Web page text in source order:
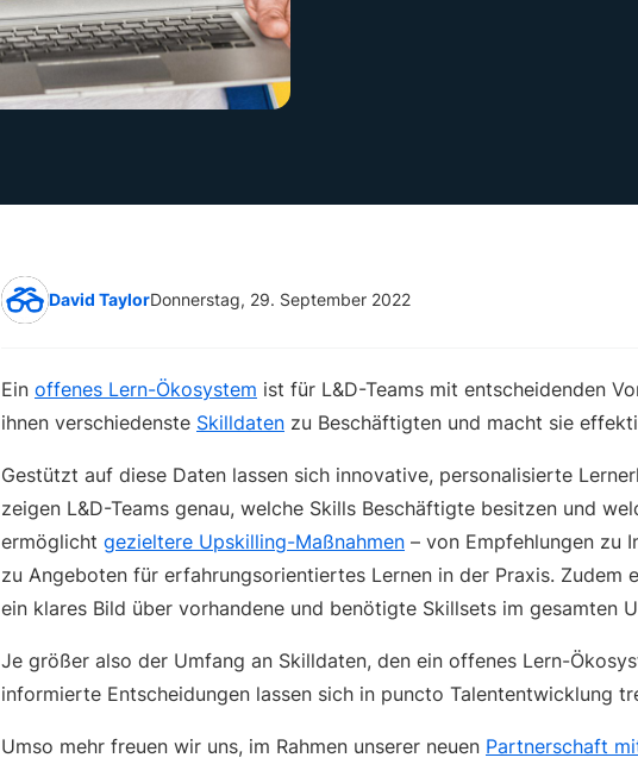
David TaylorDonnerstag, 29. September 2022
Ein offenes Lern-Ökosystem ist für L&D-Teams mit entscheidenden
ihnen verschiedenste Skilldaten zu Beschäftigten und macht sie
Gestützt auf diese Daten lassen sich innovative, personalisierte
zeigen L&D-Teams genau, welche Skills Beschäftigte besitzen und
ermöglicht gezieltere Upskilling-Maßnahmen – von Empfehlungen zu
zu Angeboten für erfahrungsorientiertes Lernen in der Praxis. Zudem
ein klares Bild über vorhandene und benötigte Skillsets im gesamten
Je größer also der Umfang an Skilldaten, den ein offenes Lern-
informierte Entscheidungen lassen sich in puncto Talententwicklung
Umso mehr freuen wir uns, im Rahmen unserer neuen Partnerschaft